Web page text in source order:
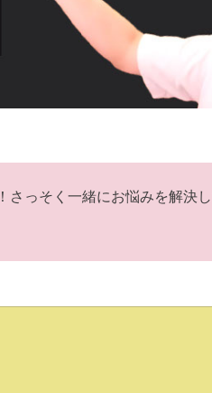
っそく一緒にお悩みを解決し